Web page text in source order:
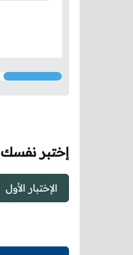
إختبر نفسك
الإختبار الأول